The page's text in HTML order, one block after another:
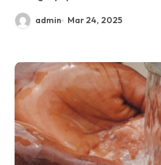
admin Mar 24, 2025